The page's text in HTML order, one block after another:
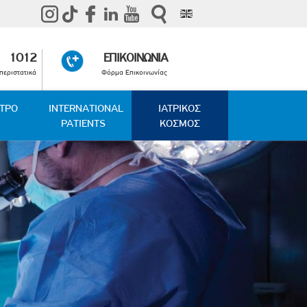
1012 ΕΠΙΚΟΙΝΩΝΙΑ
Φόρμα Επικοινωνίας
INTERNATIONAL
PATIENTS
ΙΑΤΡΙΚΟΣ
ΚΟΣΜΟΣ